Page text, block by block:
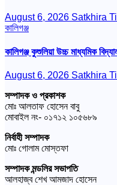
August 6, 2026 Satkhira
কালিগঞ্জ
কালিগঞ্জ কুশুলিয়া উচ্চ মাধ্যমিক
August 6, 2026 Satkhira
সম্পাদক ও প্রকাশক
মোঃ আলতাফ হোসেন বাবু
মোবাইল নং- ০১৭১২ ১০৫৬৮৯
নির্বাহী সম্পাদক
মোঃ গোলাম মোস্তফা
সম্পাদক মন্ডলির সভাপতি
আলহাজ্ব শেখ আমজাদ হোসেন